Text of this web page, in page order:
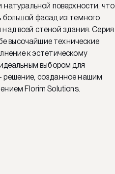
натуральной поверхности, что
большой фасад из темного
всей стеной здания. Серия
высочайшие технические
к эстетическому
выбором для
созданное нашим
Florim Solutions.